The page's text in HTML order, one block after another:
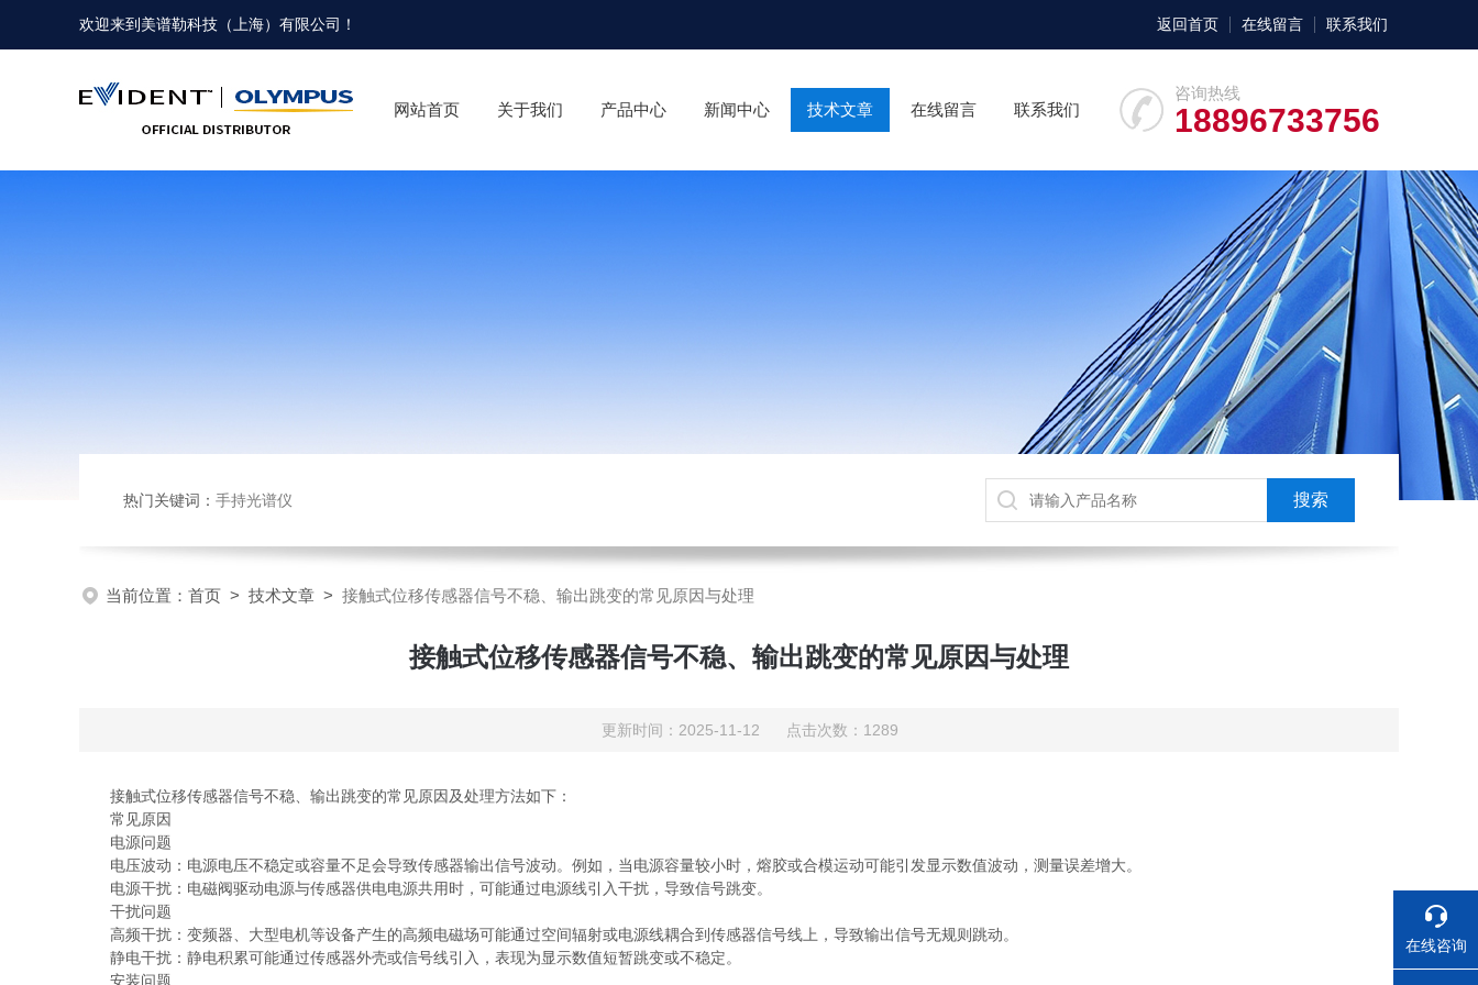
欢迎来到 美谱勒科技（上海）有限公司 ！ 返回首页 在线留言 联系我们
咨询热线
18896733756
网站首页 关于我们 产品中心 新闻中心 技术文章 在线留言 联系我们
热门关键词： 手持光谱仪
当前位置： 首页 > 技术文章 > 接触式位移传感器信号不稳、输出跳变的常见原因与处理
接触式位移传感器信号不稳、输出跳变的常见原因与处理
更新时间：2025-11-12 点击次数：1289
接触式位移传感器信号不稳、输出跳变的常见原因及处理方法如下：
常见原因
电源问题
电压波动：电源电压不稳定或容量不足会导致传感器输出信号波动。例如，当电源容量较小时，熔胶或合模运动可能引发显示数值波动，测量误差增大。
电源干扰：电磁阀驱动电源与传感器供电电源共用时，可能通过电源线引入干扰，导致信号跳变。
干扰问题
高频干扰：变频器、大型电机等设备产生的高频电磁场可能通过空间辐射或电源线耦合到传感器信号线上，导致输出信号无规则跳动。
静电干扰：静电积累可能通过传感器外壳或信号线引入，表现为显示数值短暂跳变或不稳定。
安装问题
在线咨询